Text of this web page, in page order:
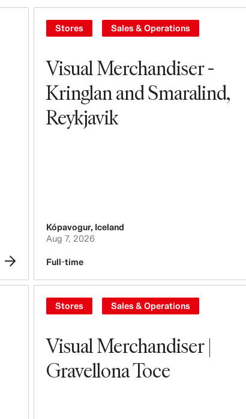
38
Sales & Operations
Stores
Visual Merchandiser -
Kringlan and Smaralind,
Reykjavik
Stores Sales & Operations
Kópavogur, Iceland
Aug 7, 2026
Full-time
Visual Merchandiser |
Gravellona Toce
Stores Sales & Operations